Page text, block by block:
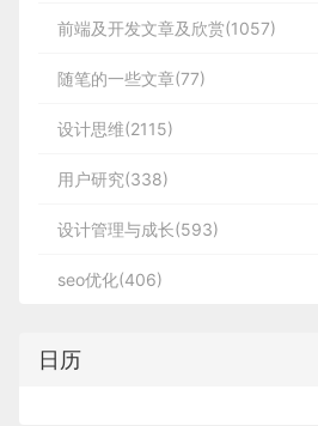
前端及开发文章及欣赏(1057)
随笔的一些文章(77)
设计思维(2115)
用户研究(338)
设计管理与成长(593)
seo优化(406)
日历